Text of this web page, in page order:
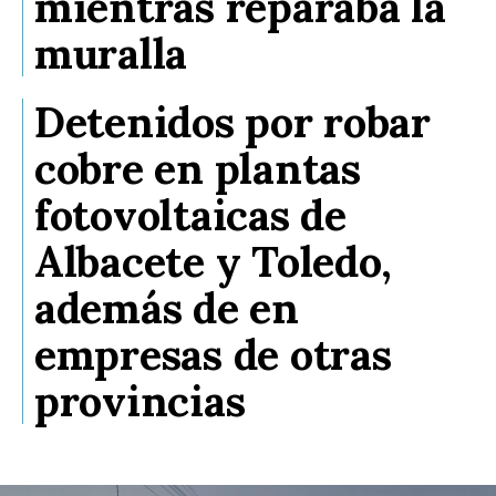
muralla
Detenidos por robar
cobre en plantas
fotovoltaicas de
Albacete y Toledo,
además de en
empresas de otras
provincias